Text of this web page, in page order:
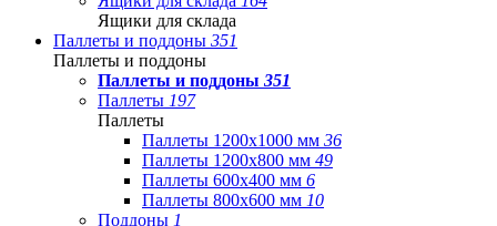
Ящики для склада
Паллеты и поддоны 351
Паллеты и поддоны
Паллеты и поддоны 351
Паллеты 197
Паллеты
Паллеты 1200x1000 мм 36
Паллеты 1200x800 мм 49
Паллеты 600x400 мм 6
Паллеты 800x600 мм 10
Поддоны 1